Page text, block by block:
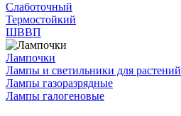
Слаботочный
Термостойкий
ШВВП
Лампочки
Лампы и светильники для растений
Лампы газоразрядные
Лампы галогеновые